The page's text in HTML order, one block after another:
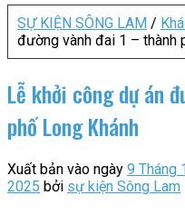
SỰ KIỆN SÔNG LAM /
đường vành đai 1 – thành
Lễ khởi công dự án
phố Long Khánh
Xuất bản vào ngày 9 Tháng
2025 bởi sự kiện Sông Lam